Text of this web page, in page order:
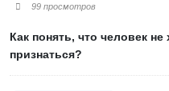
99 просмотров
Как понять, что человек
признаться?